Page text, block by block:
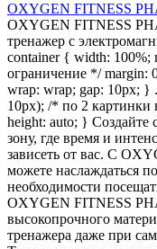
OXYGEN FITNESS
OXYGEN FITNESS
тренажер с
container { width: 100%;
ограничение */ margin:
wrap: wrap; gap: 10px; }
10px); /* по 2 картинки
height: auto; }
зону, где время и
зависеть от вас. С
можете наслаждаться
необходимости
OXYGEN FITNESS
высокопрочного
тренажера даже при